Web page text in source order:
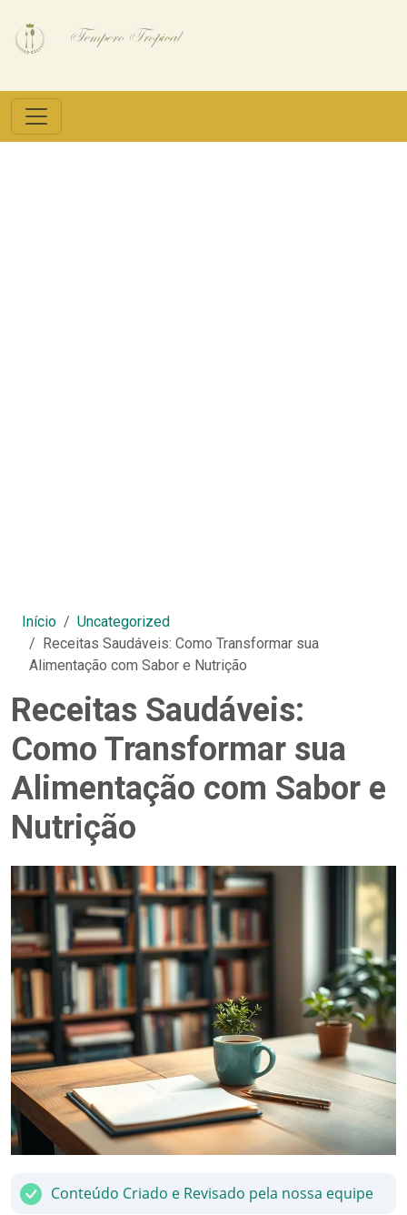
Início
Uncategorized
Receitas Saudáveis: Como Transformar sua
Alimentação com Sabor e Nutrição
Receitas Saudáveis:
Como Transformar sua
Alimentação com Sabor e
Nutrição
Conteúdo Criado e Revisado pela nossa equipe